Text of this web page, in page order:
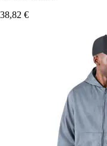
38,82 €